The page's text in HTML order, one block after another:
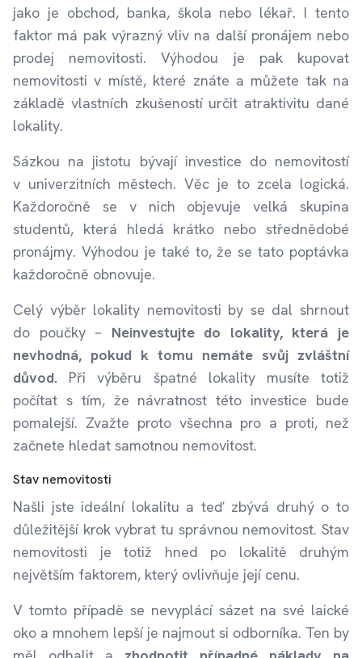
jako je obchod, banka, škola nebo lékař. I tento
faktor má pak výrazný vliv na další pronájem nebo
prodej nemovitosti. Výhodou je pak kupovat
nemovitosti v místě, které znáte a můžete tak na
základě vlastních zkušeností určit atraktivitu dané
lokality.
Sázkou na jistotu bývají investice do nemovitostí
v univerzitních městech. Věc je to zcela logická.
Každoročně se v nich objevuje velká skupina
studentů, která hledá krátko nebo střednědobé
pronájmy. Výhodou je také to, že se tato poptávka
každoročně obnovuje.
Celý výběr lokality nemovitosti by se dal shrnout
do poučky – Neinvestujte do lokality, která je
nevhodná, pokud k tomu nemáte svůj zvláštní
důvod. Při výběru špatné lokality musíte totiž
počítat s tím, že návratnost této investice bude
pomalejší. Zvažte proto všechna pro a proti, než
začnete hledat samotnou nemovitost.
Stav nemovitosti
Našli jste ideální lokalitu a teď zbývá druhý o to
důležitější krok vybrat tu správnou nemovitost. Stav
nemovitosti je totiž hned po lokalitě druhým
největším faktorem, který ovlivňuje její cenu.
V tomto případě se nevyplácí sázet na své laické
oko a mnohem lepší je najmout si odborníka. Ten by